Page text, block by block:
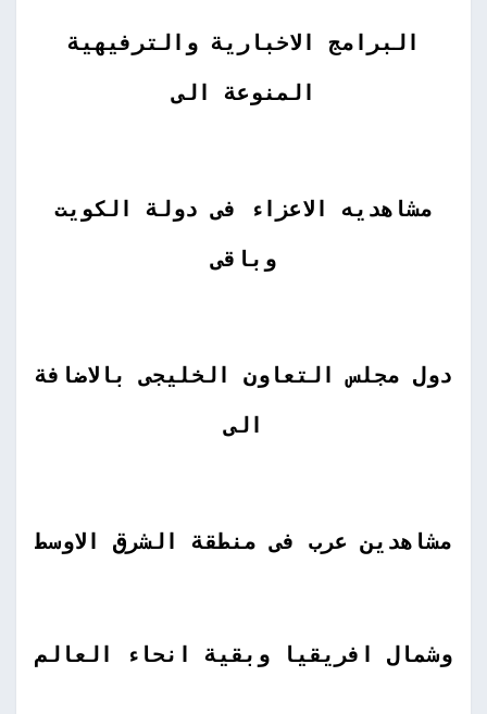
البرامج الاخبارية والترفيهية
المنوعة الى
مشاهديه الاعزاء فى دولة الكويت
وباقى
دول مجلس التعاون الخليجى بالاضافة
الى
مشاهدين عرب فى منطقة الشرق الاوسط
وشمال افريقيا وبقية انحاء العالم